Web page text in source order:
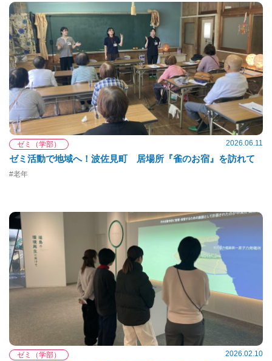
ゼミ（学部） 2026.06.11
ゼミ活動で地域へ！波佐見町 居場所『雀のお宿』を訪れて
#老年
ゼミ（学部） 2026.02.10